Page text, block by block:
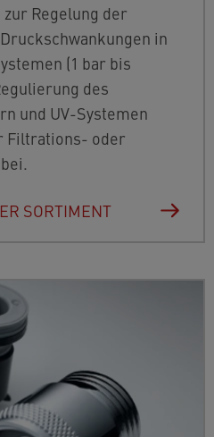
Regelung der
in
(1 bar bis
des
und UV-Systemen
Filtrations- oder
SORTIMENT